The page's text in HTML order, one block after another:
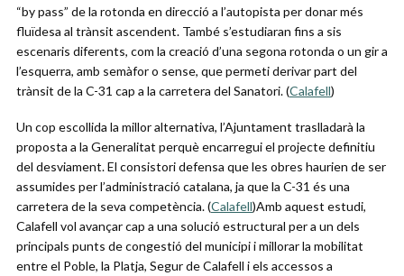
“by pass” de la rotonda en direcció a l’autopista per donar més
fluïdesa al trànsit ascendent. També s’estudiaran fins a sis
escenaris diferents, com la creació d’una segona rotonda o un gir a
l’esquerra, amb semàfor o sense, que permeti derivar part del
trànsit de la C-31 cap a la carretera del Sanatori. (Calafell⁠)
Un cop escollida la millor alternativa, l’Ajuntament traslladarà la
proposta a la Generalitat perquè encarregui el projecte definitiu
del desviament. El consistori defensa que les obres haurien de ser
assumides per l’administració catalana, ja que la C-31 és una
carretera de la seva competència. (Calafell⁠)Amb aquest estudi,
Calafell vol avançar cap a una solució estructural per a un dels
principals punts de congestió del municipi i millorar la mobilitat
entre el Poble, la Platja, Segur de Calafell i els accessos a